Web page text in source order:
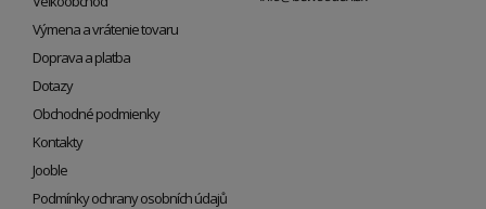
Výmena a vrátenie tovaru
Doprava a platba
Dotazy
Obchodné podmienky
Kontakty
Jooble
Podmínky ochrany osobních údajů